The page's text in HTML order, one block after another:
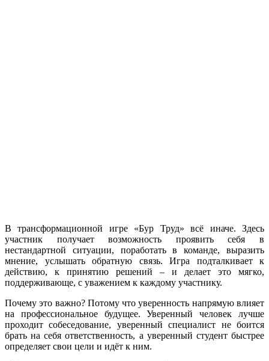
В трансформационной игре «Бур Труд» всё иначе. Здесь
участник получает возможность проявить себя в
нестандартной ситуации, поработать в команде, выразить
мнение, услышать обратную связь. Игра подталкивает к
действию, к принятию решений – и делает это мягко,
поддерживающе, с уважением к каждому участнику.
Почему это важно? Потому что уверенность напрямую влияет
на профессиональное будущее. Уверенный человек лучше
проходит собеседование, уверенный специалист не боится
брать на себя ответственность, а уверенный студент быстрее
определяет свои цели и идёт к ним.